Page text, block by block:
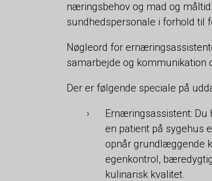
næringsbehov og mad og
sundhedspersonale i forhold til
Nøgleord for
samarbejde og kommunikation
Der er følgende speciale på
Ernæringsassistent:
en patient på sygehus
opnår grundlæggende
egenkontrol,
kulinarisk kvalitet.